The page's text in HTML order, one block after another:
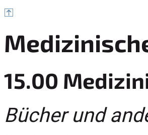
15.00
Bücher und